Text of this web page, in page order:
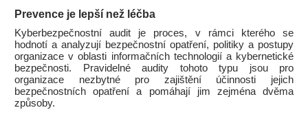
Prevence je lepší než léčba
Kyberbezpečnostní audit je proces, v rámci kterého se
hodnotí a analyzují bezpečnostní opatření, politiky a postupy
organizace v oblasti informačních technologií a kybernetické
bezpečnosti. Pravidelné audity tohoto typu jsou pro
organizace nezbytné pro zajištění účinnosti jejich
bezpečnostních opatření a pomáhají jim zejména dvěma
způsoby.